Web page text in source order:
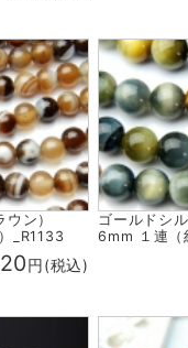
ン）
_R1133
円(税込)
ゴールドシ
6mm １連（